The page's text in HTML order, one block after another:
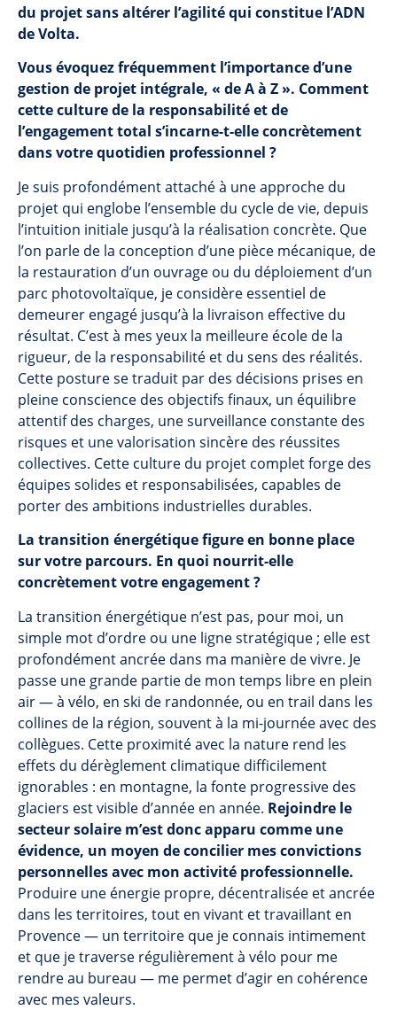
du projet sans altérer l’agilité qui constitue l’ADN
de Volta.
Vous évoquez fréquemment l’importance d’une
gestion de projet intégrale, « de A à Z ». Comment
cette culture de la responsabilité et de
l’engagement total s’incarne-t-elle concrètement
dans votre quotidien professionnel ?
Je suis profondément attaché à une approche du
projet qui englobe l’ensemble du cycle de vie, depuis
l’intuition initiale jusqu’à la réalisation concrète. Que
l’on parle de la conception d’une pièce mécanique, de
la restauration d’un ouvrage ou du déploiement d’un
parc photovoltaïque, je considère essentiel de
demeurer engagé jusqu’à la livraison effective du
résultat. C’est à mes yeux la meilleure école de la
rigueur, de la responsabilité et du sens des réalités.
Cette posture se traduit par des décisions prises en
pleine conscience des objectifs finaux, un équilibre
attentif des charges, une surveillance constante des
risques et une valorisation sincère des réussites
collectives. Cette culture du projet complet forge des
équipes solides et responsabilisées, capables de
porter des ambitions industrielles durables.
La transition énergétique figure en bonne place
sur votre parcours. En quoi nourrit-elle
concrètement votre engagement ?
La transition énergétique n’est pas, pour moi, un
simple mot d’ordre ou une ligne stratégique ; elle est
profondément ancrée dans ma manière de vivre. Je
passe une grande partie de mon temps libre en plein
air — à vélo, en ski de randonnée, ou en trail dans les
collines de la région, souvent à la mi-journée avec des
collègues. Cette proximité avec la nature rend les
effets du dérèglement climatique difficilement
ignorables : en montagne, la fonte progressive des
glaciers est visible d’année en année. Rejoindre le
secteur solaire m’est donc apparu comme une
évidence, un moyen de concilier mes convictions
personnelles avec mon activité professionnelle.
Produire une énergie propre, décentralisée et ancrée
dans les territoires, tout en vivant et travaillant en
Provence — un territoire que je connais intimement
et que je traverse régulièrement à vélo pour me
rendre au bureau — me permet d’agir en cohérence
avec mes valeurs.